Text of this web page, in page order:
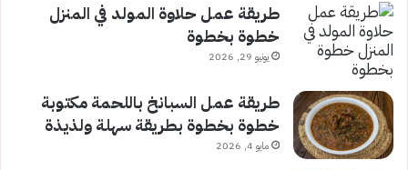
طريقة عمل حلاوة المولد في المنزل
خطوة بخطوة
يونيو 29, 2026
طريقة عمل السبانخ باللحمة مكتوبة
خطوة بخطوة بطريقة سهلة ولذيذة
مايو 4, 2026